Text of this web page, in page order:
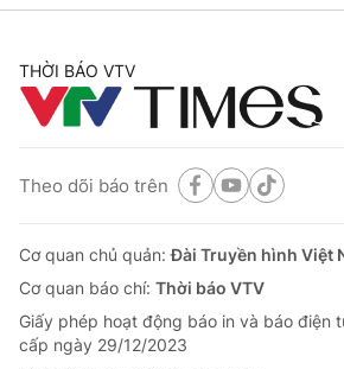
THỜI BÁO VTV
Theo dõi báo trên
Cơ quan chủ quản:Đài Truyền hình Việt
Cơ quan báo chí: Thời báo VTV
Giấy phép hoạt động báo in và báo điện
cấp ngày 29/12/2023